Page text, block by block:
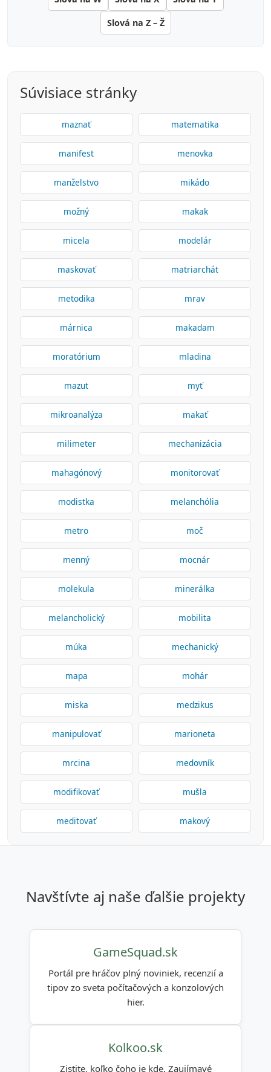
Slová na Z – Ž
Súvisiace stránky
maznať matematika
manifest menovka
manželstvo mikádo
možný makak
micela modelár
maskovať matriarchát
metodika mrav
márnica makadam
moratórium mladina
mazut myť
mikroanalýza makať
milimeter mechanizácia
mahagónový monitorovať
modistka melanchólia
metro moč
menný mocnár
molekula minerálka
melancholický mobilita
múka mechanický
mapa mohár
miska medzikus
manipulovať marioneta
mrcina medovník
modifikovať mušla
meditovať makový
navštívte aj naše ďalšie projekty
GameSquad.sk
Portál pre hráčov plný noviniek, recenzií a
tipov zo sveta počítačových a konzolových
hier.
Kolkoo.sk
Zistite, koľko čoho je kde. Zaujímavé